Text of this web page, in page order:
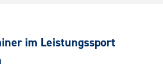
im Leistungssport